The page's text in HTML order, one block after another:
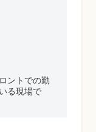
ントでの勤
る現場で